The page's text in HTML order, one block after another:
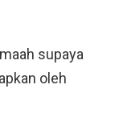
supaya
oleh